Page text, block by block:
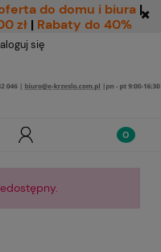
do domu i biura |
zł | Rabaty do 40%
się